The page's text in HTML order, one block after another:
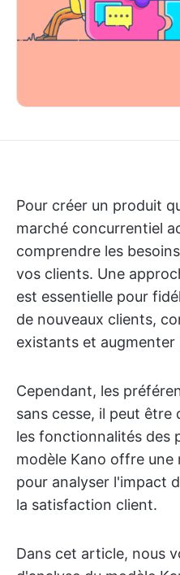
Pour créer un produit
marché concurrentiel
comprendre les
vos clients. Une
est essentielle pour
de nouveaux clients,
existants et augmenter
Cependant, les
sans cesse, il peut
les fonctionnalités des
modèle Kano offre
pour analyser l'impact
la satisfaction client.
Dans cet article, nous